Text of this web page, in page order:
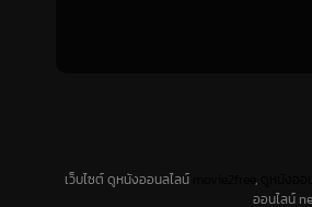
เว็บไซต์ ดูหนังออนลไลน์ ,
ออนไลน์